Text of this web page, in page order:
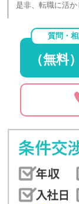
是非、転職に活か
質問・
（無料